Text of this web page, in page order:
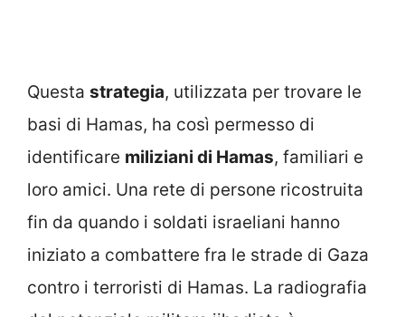
Questa strategia, utilizzata per trovare le
basi di Hamas, ha così permesso di
identificare miliziani di Hamas, familiari e
loro amici. Una rete di persone ricostruita
fin da quando i soldati israeliani hanno
iniziato a combattere fra le strade di Gaza
contro i terroristi di Hamas. La radiografia